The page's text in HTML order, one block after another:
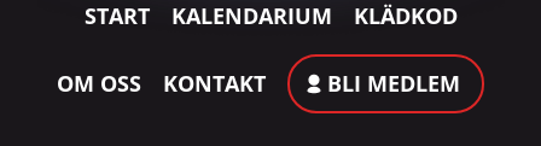
START KALENDARIUM KLÄDKOD
OM OSS KONTAKT BLI MEDLEM